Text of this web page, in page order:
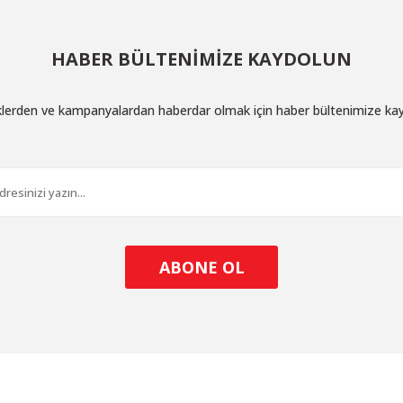
HABER BÜLTENİMİZE KAYDOLUN
ve kampanyalardan haberdar olmak için haber bültenimize
ABONE OL